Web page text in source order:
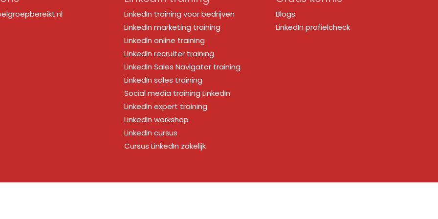
LinkedIn training voor bedrijven
LinkedIn marketing training
LinkedIn online training
LinkedIn recruiter training
LinkedIn Sales Navigator training
LinkedIn sales training
Social media training LinkedIn
LinkedIn expert training
LinkedIn workshop
LinkedIn cursus
Cursus LinkedIn zakelijk
Blogs
LinkedIn profielcheck